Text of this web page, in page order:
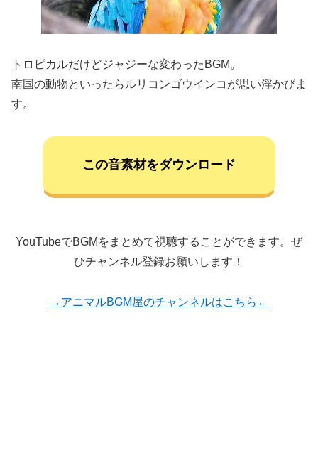
トロピカルだけどジャジーな変わったBGM。
南国の動物といったらルリコンゴウインコが思い浮かびま
す。
この音素材をダウンロード
YouTubeでBGMをまとめて視聴することができます。ぜ
ひチャンネル登録お願いします！
→アニマルBGM屋のチャンネルはこちら←